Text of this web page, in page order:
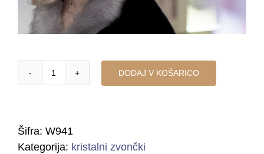
KRISTALNI
ZDRAVJE
količina
DODAJ V KOŠARICO
Šifra: W941
Kategorija: kristalni zvončki